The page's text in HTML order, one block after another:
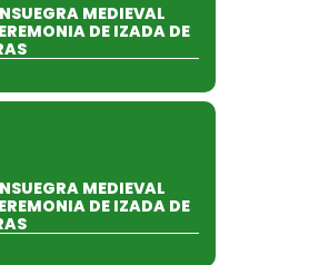
MEDIEVAL
DE IZADA DE
MEDIEVAL
DE IZADA DE